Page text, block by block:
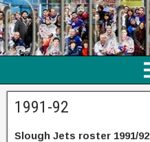
1991-92
Slough Jets roster 1991/92